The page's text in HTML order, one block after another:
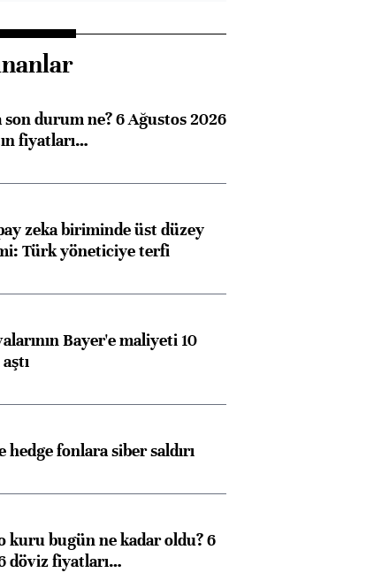
son durum ne? 6 Ağustos 2026
fiyatları…
zeka biriminde üst düzey
Türk yöneticiye terfi
Bayer'e maliyeti 10
hedge fonlara siber saldırı
kuru bugün ne kadar oldu? 6
döviz fiyatları…